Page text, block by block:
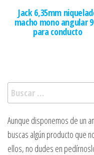
Jack 6,35mm
macho mono angular
para conducto
Buscar:
Aunque disponemos de un
buscas algún producto que
ellos, no dudes en